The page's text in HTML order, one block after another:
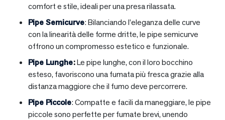
comfort e stile, ideali per una presa rilassata.
Pipe Semicurve: Bilanciando l’eleganza delle curve
con la linearità delle forme dritte, le pipe semicurve
offrono un compromesso estetico e funzionale.
Pipe Lunghe:Le pipe lunghe, con il loro bocchino
esteso, favoriscono una fumata più fresca grazie alla
distanza maggiore che il fumo deve percorrere.
Pipe Piccole: Compatte e facili da maneggiare, le pipe
piccole sono perfette per fumate brevi, unendo